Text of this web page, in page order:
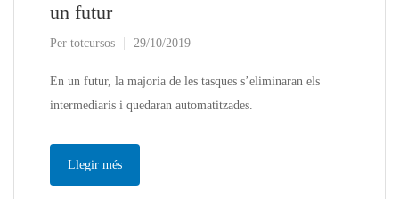
un futur
Per totcursos 29/10/2019
En un futur, la majoria de les tasques s’eliminaran els
intermediaris i quedaran automatitzades.
Llegir més